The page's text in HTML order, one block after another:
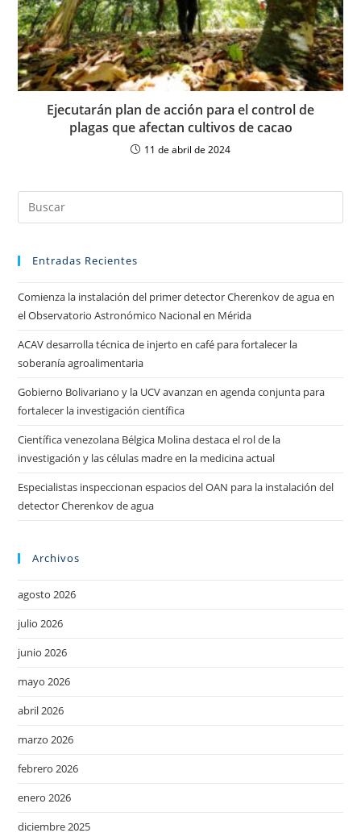
Ejecutarán plan de acción para el control de
plagas que afectan cultivos de cacao
11 de abril de 2024
Entradas Recientes
Comienza la instalación del primer detector Cherenkov de agua en
el Observatorio Astronómico Nacional en Mérida
ACAV desarrolla técnica de injerto en café para fortalecer la
soberanía agroalimentaria
Gobierno Bolivariano y la UCV avanzan en agenda conjunta para
fortalecer la investigación científica
Científica venezolana Bélgica Molina destaca el rol de la
investigación y las células madre en la medicina actual
Especialistas inspeccionan espacios del OAN para la instalación del
detector Cherenkov de agua
Archivos
agosto 2026
julio 2026
junio 2026
mayo 2026
abril 2026
marzo 2026
febrero 2026
enero 2026
diciembre 2025